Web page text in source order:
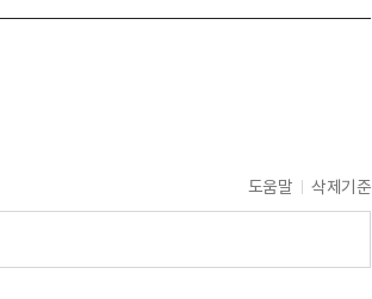
도움말 삭제기준